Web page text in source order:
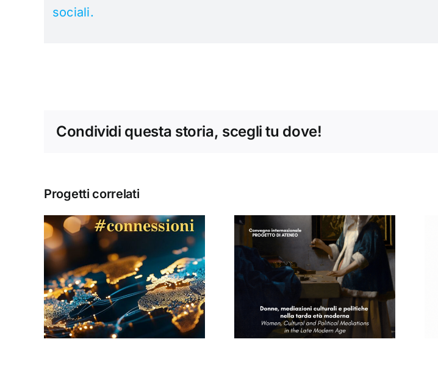
sociali.
Condividi questa storia, scegli tu dove!
Progetti correlati
Donne, mediazioni
culturali e politiche
nella tarda età
moderna
Seminario di
Arabella Sinclair